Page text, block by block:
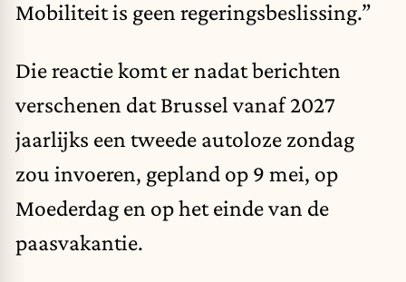
Mobiliteit is geen regeringsbeslissing.”
Die reactie komt er nadat berichten
verschenen dat Brussel vanaf 2027
jaarlijks een tweede autoloze zondag
zou invoeren, gepland op 9 mei, op
Moederdag en op het einde van de
paasvakantie.